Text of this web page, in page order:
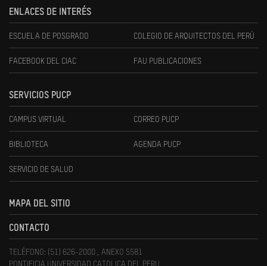
ENLACES DE INTERÉS
ESCUELA DE POSGRADO COLEGIO DE ARQUITECTOS DEL PERÚ
FACEBOOK DEL CIAC FAU PUBLICACIONES
SERVICIOS PUCP
CAMPUS VIRTUAL CORREO PUCP
BIBLIOTECA AGENDA PUCP
SERVICIO DE SALUD
MAPA DEL SITIO
CONTACTO
TELÉFONO: (51) 626-2000 , ANEXO 5581
PONTIFICIA UNIVERSIDAD CATOLICA DEL PERU